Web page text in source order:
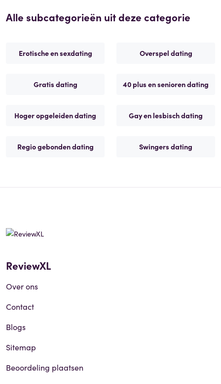
Alle subcategorieën uit deze categorie
Erotische en sexdating Overspel dating
Gratis dating 40 plus en senioren dating
Hoger opgeleiden dating Gay en lesbisch dating
Regio gebonden dating Swingers dating
ReviewXL
Over ons
Contact
Blogs
Sitemap
Beoordeling plaatsen